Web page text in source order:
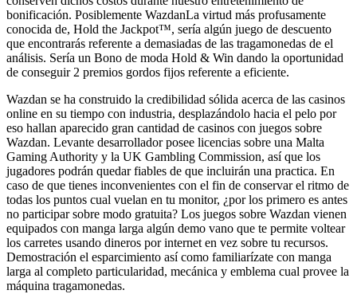
bonificación. Posiblemente WazdanLa virtud más profusamente
conocida de, Hold the Jackpot™, serí­a algún juego de descuento
que encontrarás referente a demasiadas de las tragamonedas de el
análisis. Serí­a un Bono de moda Hold & Win dando la oportunidad
de conseguir 2 premios gordos fijos referente a eficiente.
Wazdan se ha construido la credibilidad sólida acerca de las casinos
online en su tiempo con industria, desplazándolo hacia el pelo por
eso hallan aparecido gran cantidad de casinos con juegos sobre
Wazdan. Levante desarrollador posee licencias sobre una Malta
Gaming Authority y la UK Gambling Commission, así que los
jugadores podrán quedar fiables de que incluirán una practica. En
caso de que tienes inconvenientes con el fin de conservar el ritmo de
todas los puntos cual vuelan en tu monitor, ¿por los primero es antes
no participar sobre modo gratuita? Los juegos sobre Wazdan vienen
equipados con manga larga algún demo vano que te permite voltear
los carretes usando dineros por internet en vez sobre tu recursos.
Demostración el esparcimiento así­ como familiarízate con manga
larga al completo particularidad, mecánica y emblema cual provee la
máquina tragamonedas.